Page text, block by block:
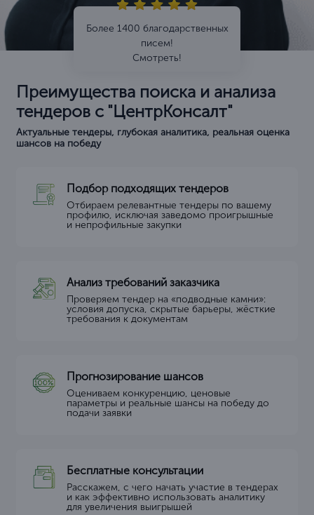
Более 1400 благодарственных
писем!
Смотреть!
Преимущества поиска и анализа
тендеров с "ЦентрКонсалт"
Актуальные тендеры, глубокая аналитика, реальная оценка
шансов на победу
Подбор подходящих тендеров
Отбираем релевантные тендеры по вашему
профилю, исключая заведомо проигрышные
и непрофильные закупки
Анализ требований заказчика
Проверяем тендер на «подводные камни»:
условия допуска, скрытые барьеры, жёсткие
требования к документам
Прогнозирование шансов
Оцениваем конкуренцию, ценовые
параметры и реальные шансы на победу до
подачи заявки
Бесплатные консультации
Расскажем, с чего начать участие в тендерах
и как эффективно использовать аналитику
для увеличения выигрышей